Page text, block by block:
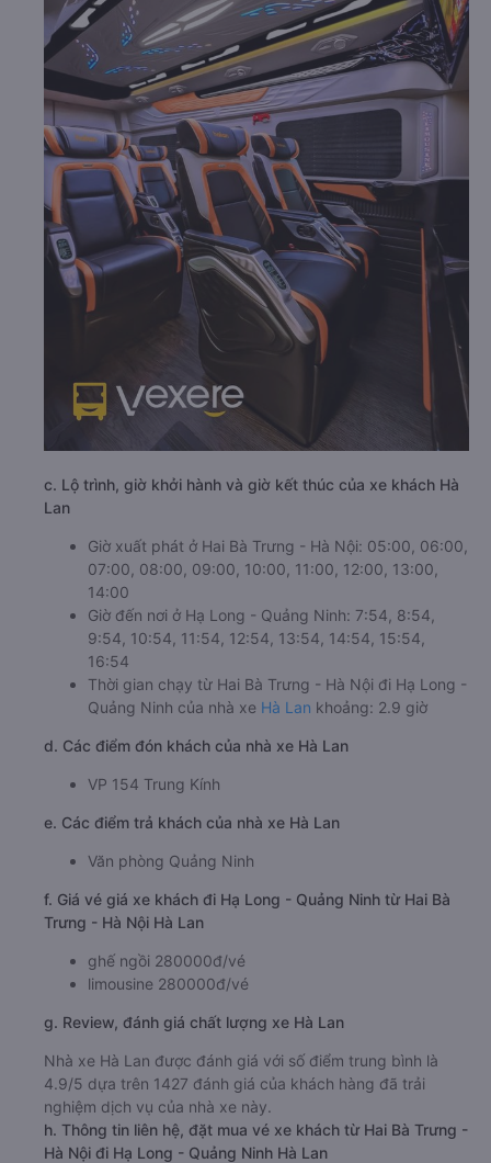
c. Lộ trình, giờ khởi hành và giờ kết thúc của xe khách Hà
Lan
Giờ xuất phát ở Hai Bà Trưng - Hà Nội: 05:00, 06:00,
07:00, 08:00, 09:00, 10:00, 11:00, 12:00, 13:00,
14:00
Giờ đến nơi ở Hạ Long - Quảng Ninh: 7:54, 8:54,
9:54, 10:54, 11:54, 12:54, 13:54, 14:54, 15:54,
16:54
Thời gian chạy từ Hai Bà Trưng - Hà Nội đi Hạ Long -
Quảng Ninh của nhà xe Hà Lan khoảng: 2.9 giờ
d. Các điểm đón khách của nhà xe Hà Lan
VP 154 Trung Kính
e. Các điểm trả khách của nhà xe Hà Lan
Văn phòng Quảng Ninh
f. Giá vé giá xe khách đi Hạ Long - Quảng Ninh từ Hai Bà
Trưng - Hà Nội Hà Lan
ghế ngồi 280000đ/vé
limousine 280000đ/vé
g. Review, đánh giá chất lượng xe Hà Lan
Nhà xe Hà Lan được đánh giá với số điểm trung bình là
4.9/5 dựa trên 1427 đánh giá của khách hàng đã trải
nghiệm dịch vụ của nhà xe này.
h. Thông tin liên hệ, đặt mua vé xe khách từ Hai Bà Trưng -
Hà Nội đi Hạ Long - Quảng Ninh Hà Lan